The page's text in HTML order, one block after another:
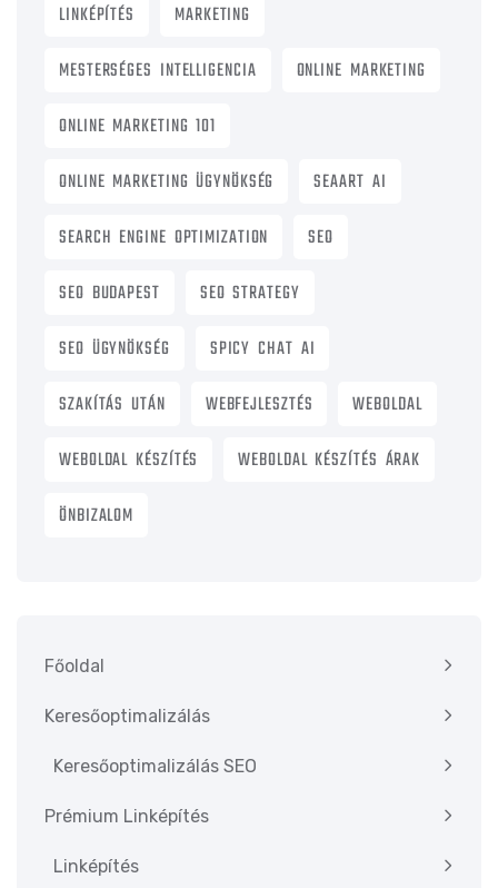
LINKÉPÍTÉS
MARKETING
MESTERSÉGES INTELLIGENCIA
ONLINE MARKETING
ONLINE MARKETING 101
ONLINE MARKETING ÜGYNÖKSÉG
SEAART AI
SEARCH ENGINE OPTIMIZATION
SEO
SEO BUDAPEST
SEO STRATEGY
SEO ÜGYNÖKSÉG
SPICY CHAT AI
SZAKÍTÁS UTÁN
WEBFEJLESZTÉS
WEBOLDAL
WEBOLDAL KÉSZÍTÉS
WEBOLDAL KÉSZÍTÉS ÁRAK
ÖNBIZALOM
Főoldal
Keresőoptimalizálás
Keresőoptimalizálás SEO
Prémium Linképítés
Linképítés